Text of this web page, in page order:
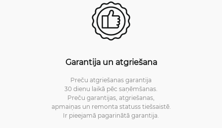
Garantija un atgriešana
Preču atgriešanas garantija
30 dienu laikā pēc saņēmšanas.
Preču garantijas, atgriešanas,
apmaiņas un remonta statuss tiešsaistē.
Ir pieejamā pagarinātā garantija.